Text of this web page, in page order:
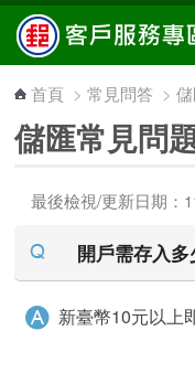
跳到主要內容區塊
首頁 >常見問答 >
儲匯常見問
最後檢視/更新日期：
開戶需存入多
新臺幣10元以上